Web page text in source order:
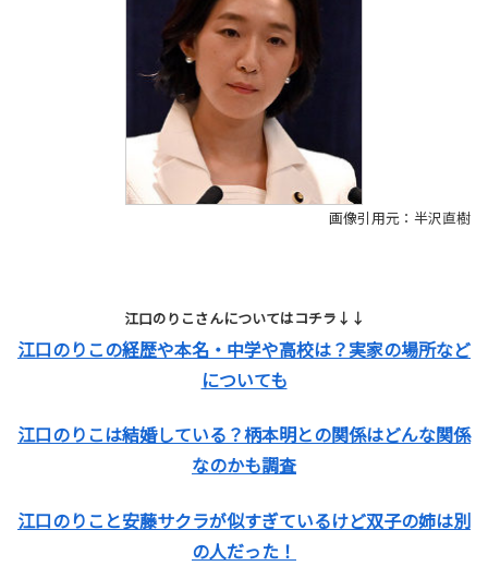
画像引用元：半沢直樹
江口のりこさんについてはコチラ↓↓
江口のりこの経歴や本名・中学や高校は？実家の場所など
についても
江口のりこは結婚している？柄本明との関係はどんな関係
なのかも調査
江口のりこと安藤サクラが似すぎているけど双子の姉は別
の人だった！